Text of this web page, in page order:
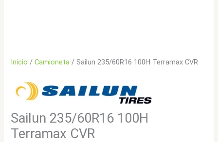
Inicio /Camioneta / Sailun 235/60R16 100H Terramax CVR
Sailun 235/60R16 100H
Terramax CVR